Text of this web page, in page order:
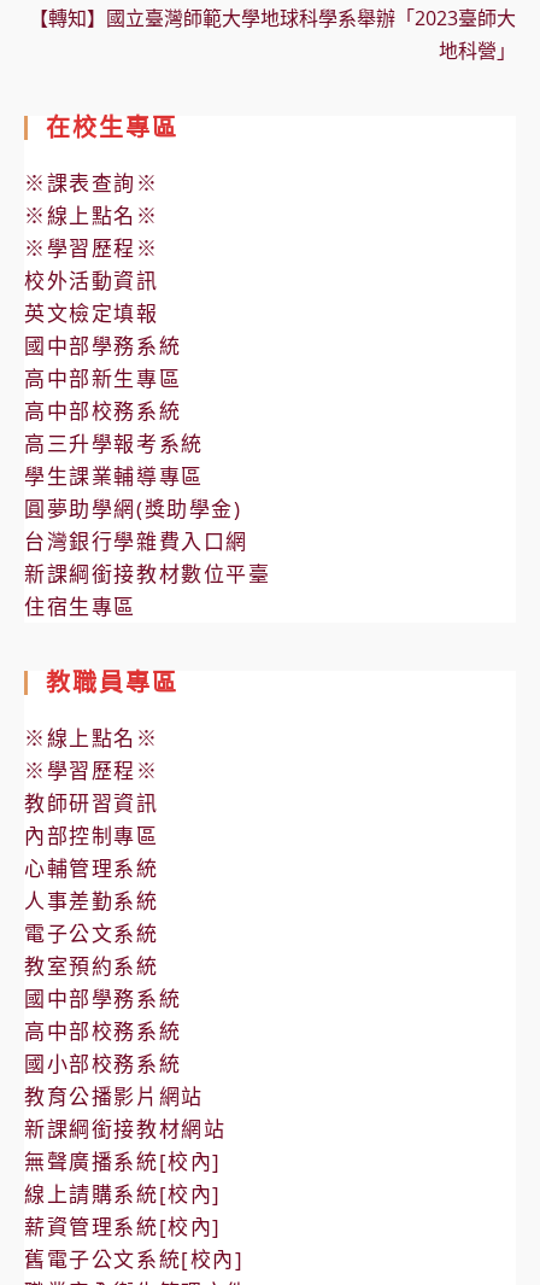
【轉知】國立臺灣師範大學地球科學系舉辦「2023臺師大
地科營」
在校生專區
※課表查詢※
※線上點名※
※學習歷程※
校外活動資訊
英文檢定填報
國中部學務系統
高中部新生專區
高中部校務系統
高三升學報考系統
學生課業輔導專區
圓夢助學網(獎助學金)
台灣銀行學雜費入口網
新課綱銜接教材數位平臺
住宿生專區
教職員專區
※線上點名※
※學習歷程※
教師研習資訊
內部控制專區
心輔管理系統
人事差勤系統
電子公文系統
教室預約系統
國中部學務系統
高中部校務系統
國小部校務系統
教育公播影片網站
新課綱銜接教材網站
無聲廣播系統[校內]
線上請購系統[校內]
薪資管理系統[校內]
舊電子公文系統[校內]